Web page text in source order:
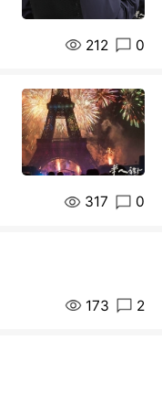
212 0
317 0
173 2